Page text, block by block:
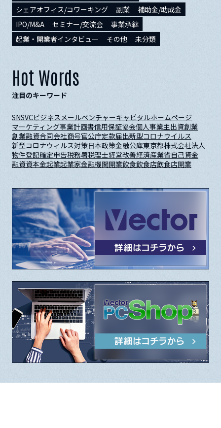
シェアオフィス/コワーキング
副業
補助金/助成金
IPO/M&A
セミナー/交流会
事業承継
起業・開業者インタビュー
その他 未分類
Hot Words
注目のキーワード
SNSVCビジネスメールベンチャーキャピタルホームページ
マーケティング事業計画書信用保証協会個人事業主出資創業
創業融資合同会社商号官公庁定款届出新型コロナウイルス
新型コロナウィルス対策日本政策金融公庫東京都株式会社法人
物件登記確定申告税務署税理士経営改善経済産業省自己資金
融資資本金起業起業家金融機関開業飲食飲食店飲食店開業